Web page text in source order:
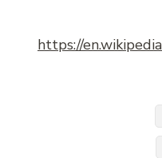
https://